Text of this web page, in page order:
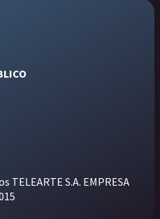
TELEARTE S.A. EMPRESA